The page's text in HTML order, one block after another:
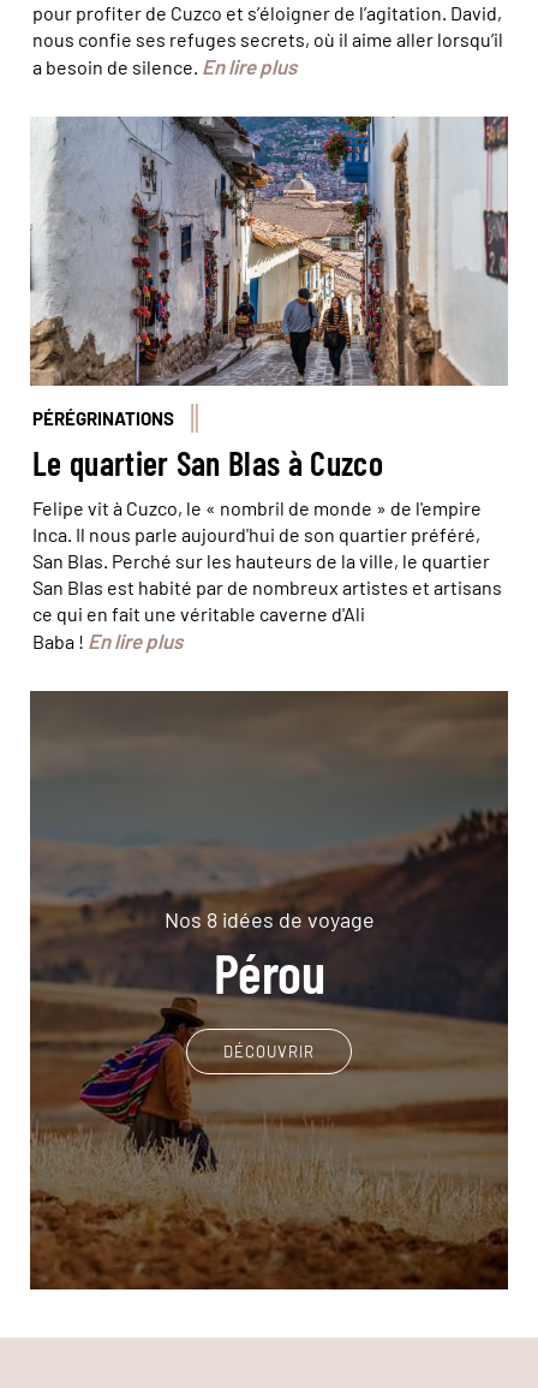
pour profiter de Cuzco et s’éloigner de l’agitation. David,
nous confie ses refuges secrets, où il aime aller lorsqu’il
a besoin de silence. En lire plus
© Cristi Croitoru/iStock
PÉRÉGRINATIONS
Le quartier San Blas à Cuzco
Felipe vit à Cuzco, le « nombril de monde » de l'empire
Inca. Il nous parle aujourd'hui de son quartier préféré,
San Blas. Perché sur les hauteurs de la ville, le quartier
San Blas est habité par de nombreux artistes et artisans
ce qui en fait une véritable caverne d'Ali
Baba ! En lire plus
Nos 8 idées de voyage
Pérou
DÉCOUVRIR